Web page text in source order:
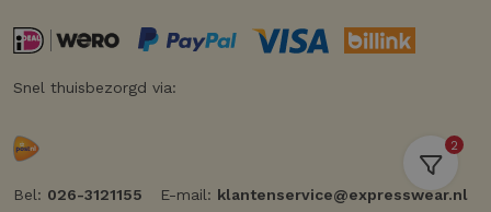
2
Snel thuisbezorgd via:
Bel: 026-3121155 E-mail: klantenservice@expresswear.nl